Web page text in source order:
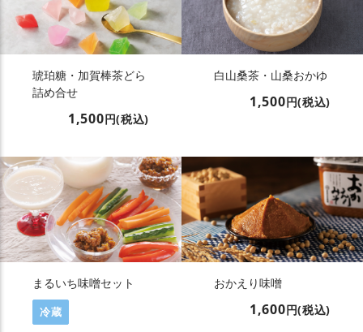
琥珀糖・加賀棒茶どら
詰め合せ
1,500円(税込)
白山桑茶・山桑おかゆ
1,500円(税込)
まるいち味噌セット
冷蔵
おかえり味噌
1,600円(税込)